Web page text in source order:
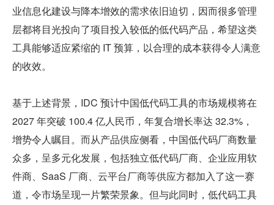
业信息化建设与降本增效的需求依旧迫切，因而很多管理
层都将目光投向了项目投入较低的低代码产品，希望这类
工具能够适应紧缩的 IT 预算，以合理的成本获得令人满意
的收效。
基于上述背景，IDC 预计中国低代码工具的市场规模将在
2027 年突破 100.4 亿人民币，年复合增长率达 32.3%，
增势令人瞩目。而从产品供应侧看，中国低代码厂商数量
众多，呈多元化发展，包括独立低代码厂商、企业应用软
件商、SaaS 厂商、云平台厂商等供应方都加入了这一赛
道，令市场呈现一片繁荣景象。但与此同时，低代码工具